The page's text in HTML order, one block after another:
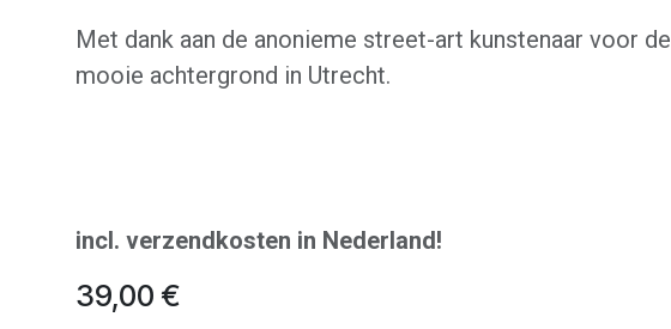
Met dank aan de anonieme street-art kunstenaar voor de
mooie achtergrond in Utrecht.
incl. verzendkosten in Nederland!
39,00 €